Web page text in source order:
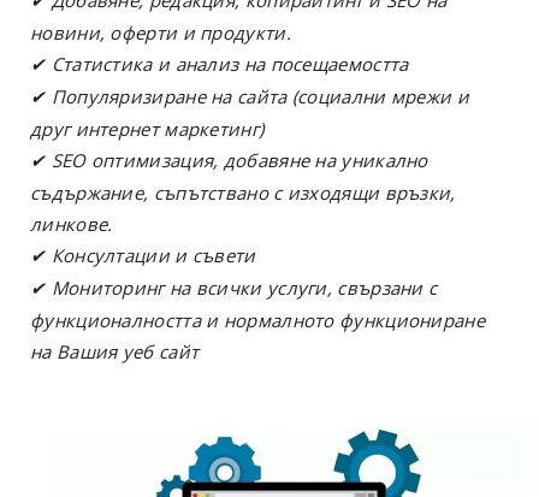
новини, оферти и продукти.
✔ Статистика и анализ на посещаемостта
✔ Популяризиране на сайта (социални мрежи и
друг интернет маркетинг)
✔ SEO оптимизация, добавяне на уникално
съдържание, съпътствано с изходящи връзки,
линкове.
✔ Консултации и съвети
✔ Мониторинг на всички услуги, свързани с
функционалността и нормалното функциониране
на Вашия уеб сайт